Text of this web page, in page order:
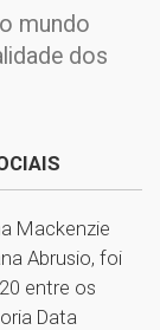
mundo
dos
Mackenzie
Abrusio, foi
entre os
Data